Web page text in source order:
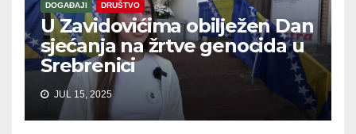
DOGAĐAJI DRUŠTVO
U Zavidovićima obilježen Dan
sjećanja na žrtve genocida u
Srebrenici
JUL 15, 2025